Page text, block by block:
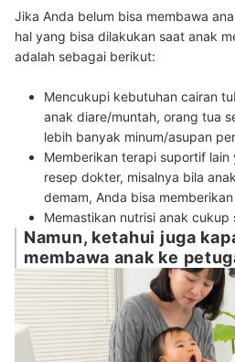
Jika Anda belum bisa membawa
hal yang bisa dilakukan saat anak
adalah sebagai berikut:
Mencukupi kebutuhan cairan
anak diare/muntah, orang tua
lebih banyak minum/asupan
Memberikan terapi suportif
resep dokter, misalnya bila
demam, Anda bisa memberikan
Memastikan nutrisi anak cukup
Namun, ketahui juga
membawa anak ke